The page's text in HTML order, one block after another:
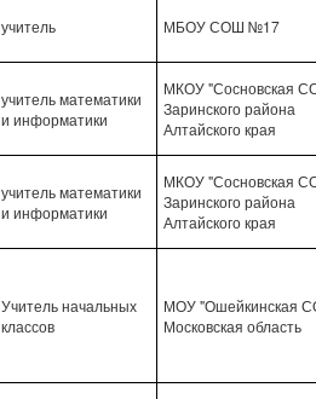
учитель МБОУ СОШ №17
учитель математики
и информатики
МКОУ "Сосновская
Заринского района
Алтайского края
учитель математики
и информатики
МКОУ "Сосновская
Заринского района
Алтайского края
Учитель начальных
классов
МОУ "Ошейкинская
Московская область